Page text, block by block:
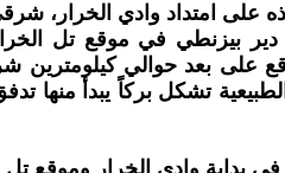
على امتداد وادي الخرار،
بيزنطي في موقع تل الخرار
على بعد حوالي كيلومترين
تشكل بركاً يبدأ منها
بداية وادي الخرار وموقع تل